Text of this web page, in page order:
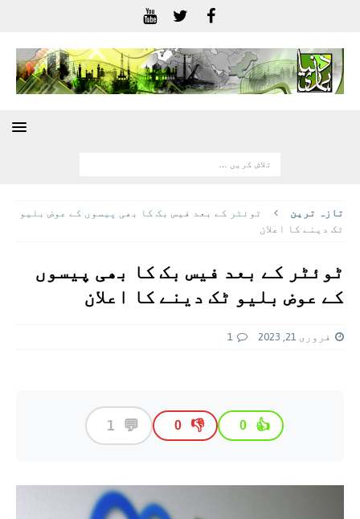
تازہ ترين
ٹوئٹر کے بعد فیس بک کا بھی پیسوں کے عوض بلیو
ٹک دینے کا اعلان
ٹوئٹر کے بعد فیس بک کا بھی پیسوں
کے عوض بلیو ٹک دینے کا اعلان
فروری 21, 2023 1
👍
0
👎
0
💬
1